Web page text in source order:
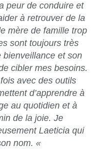
peur de conduire et
à retrouver de la
mère de famille trop
sont toujours très
et son
cibler mes besoins.
avec des outils
d’apprendre à
au quotidien et à
de la joie. Je
Laeticia qui
nom. «